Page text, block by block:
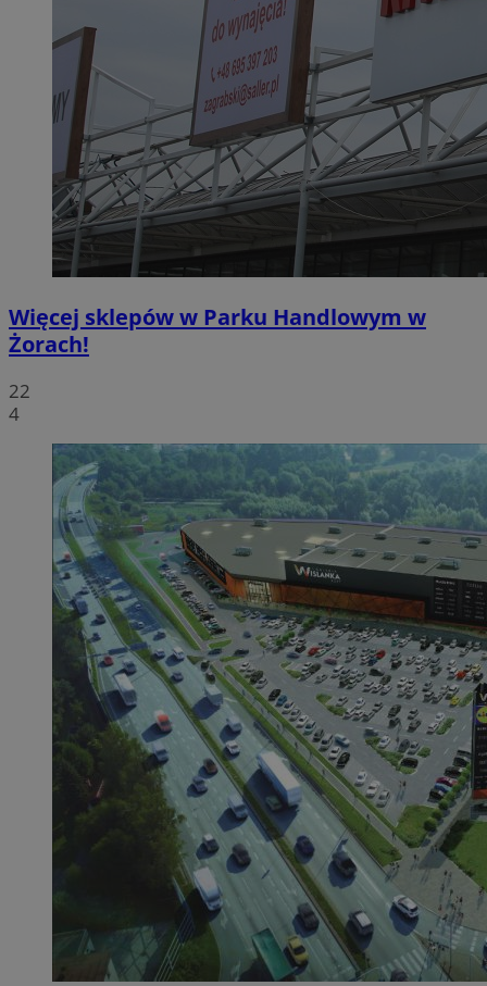
Więcej sklepów w Parku Handlowym w
Żorach!
22
4